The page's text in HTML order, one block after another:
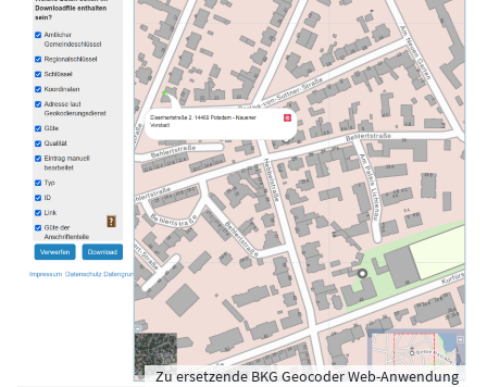
Zu ersetzende BKG Geocoder Web-Anwendung